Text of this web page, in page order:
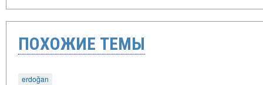
ПОХОЖИЕ ТЕМЫ
erdoğan